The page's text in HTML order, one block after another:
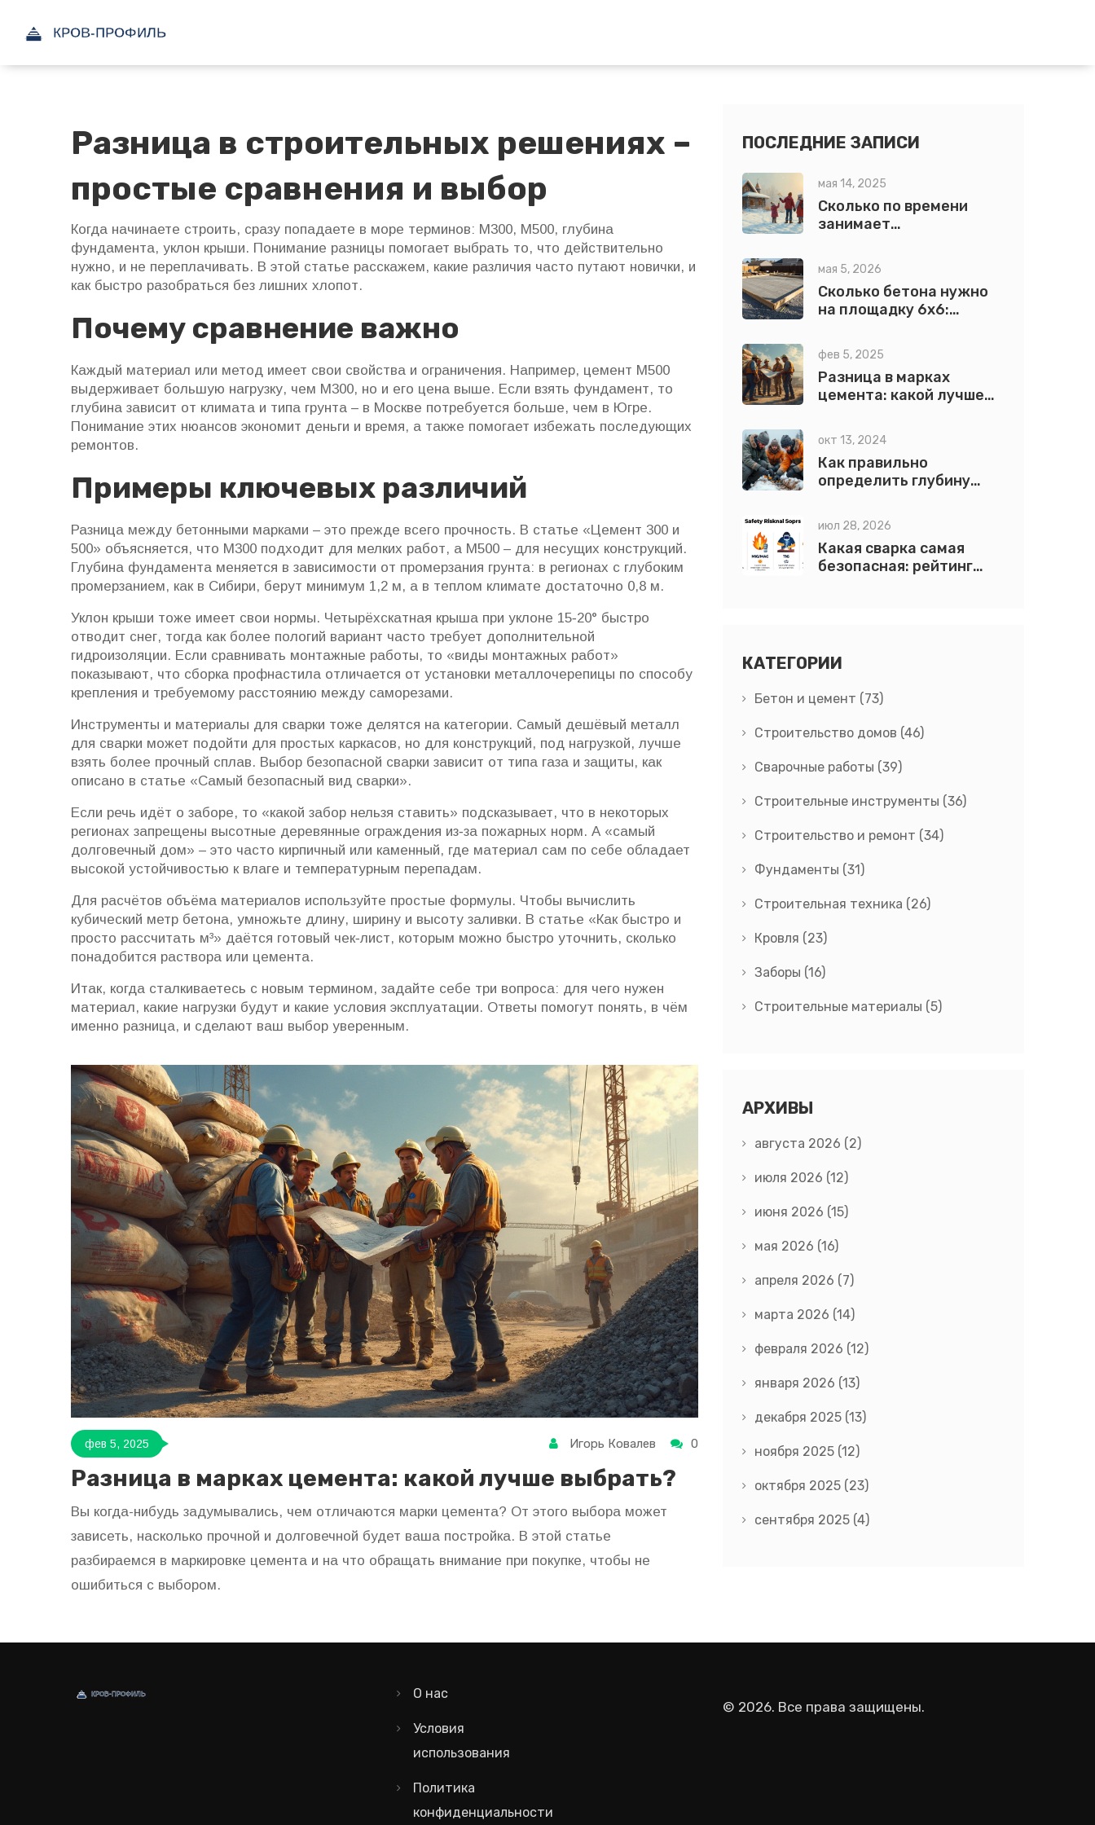
Разница в строительных решениях –
простые сравнения и выбор
Когда начинаете строить, сразу попадаете в море терминов: М300, М500, глубина
фундамента, уклон крыши. Понимание разницы помогает выбрать то, что действительно
нужно, и не переплачивать. В этой статье расскажем, какие различия часто путают новички, и
как быстро разобраться без лишних хлопот.
Почему сравнение важно
Каждый материал или метод имеет свои свойства и ограничения. Например, цемент М500
выдерживает большую нагрузку, чем М300, но и его цена выше. Если взять фундамент, то
глубина зависит от климата и типа грунта – в Москве потребуется больше, чем в Югре.
Понимание этих нюансов экономит деньги и время, а также помогает избежать последующих
ремонтов.
Примеры ключевых различий
Разница между бетонными марками – это прежде всего прочность. В статье «Цемент 300 и
500» объясняется, что М300 подходит для мелких работ, а М500 – для несущих конструкций.
Глубина фундамента меняется в зависимости от промерзания грунта: в регионах с глубоким
промерзанием, как в Сибири, берут минимум 1,2 м, а в теплом климате достаточно 0,8 м.
Уклон крыши тоже имеет свои нормы. Четырёхскатная крыша при уклоне 15‑20° быстро
отводит снег, тогда как более пологий вариант часто требует дополнительной
гидроизоляции. Если сравнивать монтажные работы, то «виды монтажных работ»
показывают, что сборка профнастила отличается от установки металлочерепицы по способу
крепления и требуемому расстоянию между саморезами.
Инструменты и материалы для сварки тоже делятся на категории. Самый дешёвый металл
для сварки может подойти для простых каркасов, но для конструкций, под нагрузкой, лучше
взять более прочный сплав. Выбор безопасной сварки зависит от типа газа и защиты, как
описано в статье «Самый безопасный вид сварки».
Если речь идёт о заборе, то «какой забор нельзя ставить» подсказывает, что в некоторых
регионах запрещены высотные деревянные ограждения из‑за пожарных норм. А «самый
долговечный дом» – это часто кирпичный или каменный, где материал сам по себе обладает
высокой устойчивостью к влаге и температурным перепадам.
Для расчётов объёма материалов используйте простые формулы. Чтобы вычислить
кубический метр бетона, умножьте длину, ширину и высоту заливки. В статье «Как быстро и
просто рассчитать м³» даётся готовый чек‑лист, которым можно быстро уточнить, сколько
понадобится раствора или цемента.
Итак, когда сталкиваетесь с новым термином, задайте себе три вопроса: для чего нужен
материал, какие нагрузки будут и какие условия эксплуатации. Ответы помогут понять, в чём
именно разница, и сделают ваш выбор уверенным.
фев 5, 2025 Игорь Ковалев 0
Разница в марках цемента: какой лучше выбрать?
Вы когда-нибудь задумывались, чем отличаются марки цемента? От этого выбора может
зависеть, насколько прочной и долговечной будет ваша постройка. В этой статье
разбираемся в маркировке цемента и на что обращать внимание при покупке, чтобы не
ошибиться с выбором.
ПОСЛЕДНИЕ ЗАПИСИ
мая 14, 2025
Сколько по времени
занимает
реальные этапы и сроки
мая 5, 2026
Сколько бетона нужно
на площадку 6х6:
формулой и примерами
фев 5, 2025
Разница в марках
цемента: какой лучше
окт 13, 2024
Как правильно
определить глубину
для дома
июл 28, 2026
Какая сварка самая
безопасная: рейтинг
КАТЕГОРИИ
Бетон и цемент (73)
Строительство домов (46)
Сварочные работы (39)
Строительные инструменты (36)
Строительство и ремонт (34)
Фундаменты (31)
Строительная техника (26)
Кровля (23)
Заборы (16)
Строительные материалы (5)
АРХИВЫ
августа 2026 (2)
июля 2026 (12)
июня 2026 (15)
мая 2026 (16)
апреля 2026 (7)
марта 2026 (14)
февраля 2026 (12)
января 2026 (13)
декабря 2025 (13)
ноября 2025 (12)
октября 2025 (23)
сентября 2025 (4)
О нас
Условия
использования
Политика
конфиденциальности
© 2026. Все права защищены.